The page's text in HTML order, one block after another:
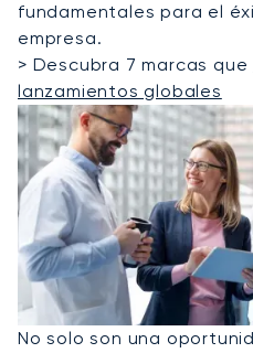
fundamentales para el
empresa.
> Descubra 7 marcas que
lanzamientos globales
No solo son una